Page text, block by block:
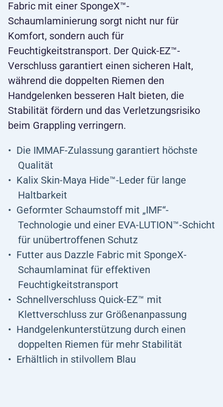
Fabric mit einer SpongeX™-
Schaumlaminierung sorgt nicht nur für
Komfort, sondern auch für
Feuchtigkeitstransport. Der Quick-EZ™-
Verschluss garantiert einen sicheren Halt,
während die doppelten Riemen den
Handgelenken besseren Halt bieten, die
Stabilität fördern und das Verletzungsrisiko
beim Grappling verringern.
Die IMMAF-Zulassung garantiert höchste
Qualität
Kalix Skin-Maya Hide™-Leder für lange
Haltbarkeit
Geformter Schaumstoff mit „IMF“-
Technologie und einer EVA-LUTION™-Schicht
für unübertroffenen Schutz
Futter aus Dazzle Fabric mit SpongeX-
Schaumlaminat für effektiven
Feuchtigkeitstransport
Schnellverschluss Quick-EZ™ mit
Klettverschluss zur Größenanpassung
Handgelenkunterstützung durch einen
doppelten Riemen für mehr Stabilität
Erhältlich in stilvollem Blau